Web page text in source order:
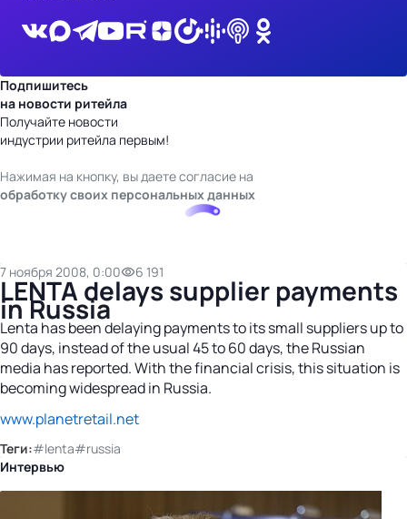
Подпишитесь
на новости ритейла
Получайте новости
индустрии ритейла первым!
Нажимая на кнопку, вы даете согласие на
обработку своих персональных данных
7 ноября 2008, 0:00 6 191
LENTA delays supplier payments
in Russia
Lenta has been delaying payments to its small suppliers up to
90 days, instead of the usual 45 to 60 days, the Russian
media has reported. With the financial crisis, this situation is
becoming widespread in Russia.
www.planetretail.net
Теги:#lenta#russia
Интервью